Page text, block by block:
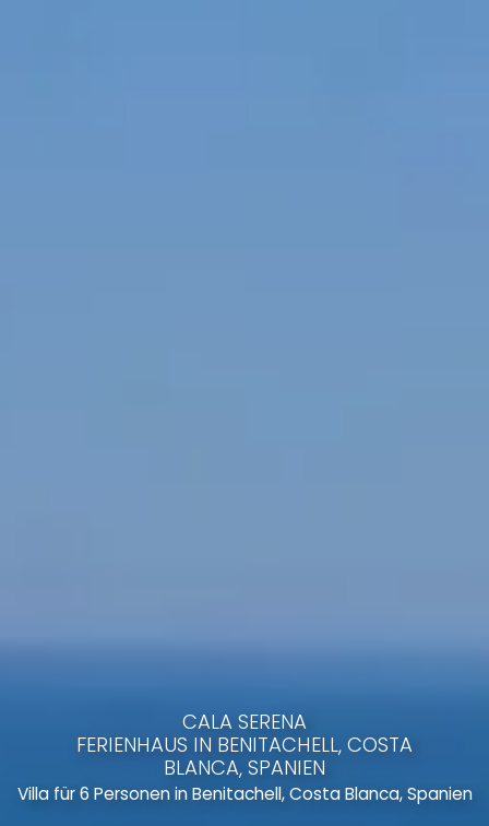
CALA SERENA
FERIENHAUS IN BENITACHELL, COSTA
BLANCA, SPANIEN
Villa für 6 Personen in Benitachell, Costa Blanca, Spanien